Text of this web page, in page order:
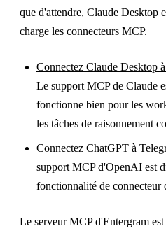
que d'attendre, Claude Desktop
charge les connecteurs MCP.
Connectez Claude Desktop
Le support MCP de Claude
fonctionne bien pour les
les tâches de raisonnement
Connectez ChatGPT à
support MCP d'OpenAI est
fonctionnalité de connecteur
Le serveur MCP d'Entergram